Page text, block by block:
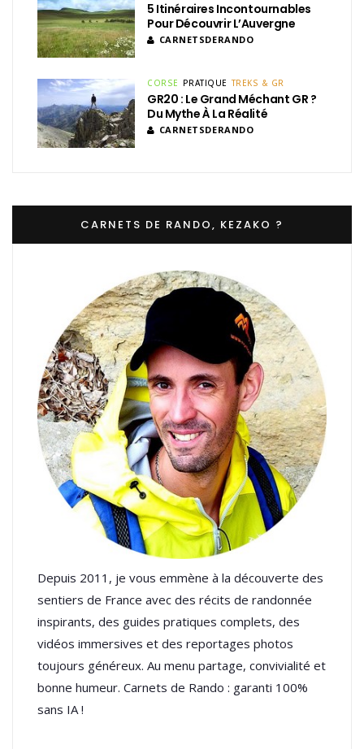
5 Itinéraires Incontournables
Pour Découvrir L’Auvergne
CARNETSDERANDO
CORSE PRATIQUE TREKS & GR
GR20 : Le Grand Méchant GR ?
Du Mythe À La Réalité
CARNETSDERANDO
CARNETS DE RANDO, KEZAKO ?
Depuis 2011, je vous emmène à la découverte des
sentiers de France avec des récits de randonnée
inspirants, des guides pratiques complets, des
vidéos immersives et des reportages photos
toujours généreux. Au menu partage, convivialité et
bonne humeur. Carnets de Rando : garanti 100%
sans IA !